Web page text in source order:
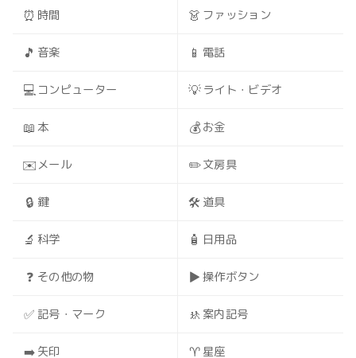
⏰ 時間 👗 ファッション
🎵 音楽 📱 電話
💻 コンピューター 💡 ライト・ビデオ
📖 本 💰お金
✉️ メール ✏️文房具
🔒 鍵 🛠️ 道具
🔬 科学 🧴 日用品
❓ その他の物 ▶️ 操作ボタン
✅ 記号・マーク 🚸 案内記号
➡️ 矢印 ♈ 星座